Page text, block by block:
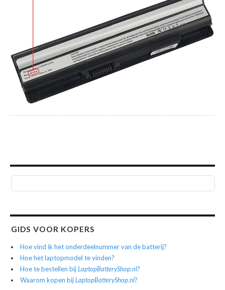
GIDS VOOR KOPERS
Hoe vind ik het onderdeelnummer van de batterij?
Hoe het laptopmodel te vinden?
Hoe te bestellen bijLaptopBatteryShop.nl?
Waarom kopen bijLaptopBatteryShop.nl?